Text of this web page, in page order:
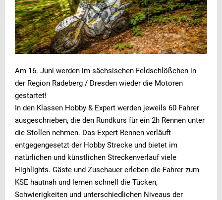
Am 16. Juni werden im sächsischen Feldschlößchen in
der Region Radeberg / Dresden wieder die Motoren
gestartet!
In den Klassen Hobby & Expert werden jeweils 60 Fahrer
ausgeschrieben, die den Rundkurs für ein 2h Rennen unter
die Stollen nehmen. Das Expert Rennen verläuft
entgegengesetzt der Hobby Strecke und bietet im
natürlichen und künstlichen Streckenverlauf viele
Highlights. Gäste und Zuschauer erleben die Fahrer zum
KSE hautnah und lernen schnell die Tücken,
Schwierigkeiten und unterschiedlichen Niveaus der